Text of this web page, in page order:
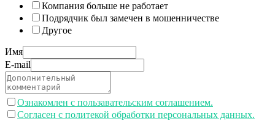
Компания больше не работает
Подрядчик был замечен в мошенничестве
Другое
Имя
E-mail
Ознакомлен с пользавательским соглашением.
Согласен с политекой обработки персональных данных.